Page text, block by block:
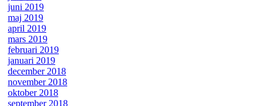
juni 2019
maj 2019
april 2019
mars 2019
februari 2019
januari 2019
december 2018
november 2018
oktober 2018
september 2018